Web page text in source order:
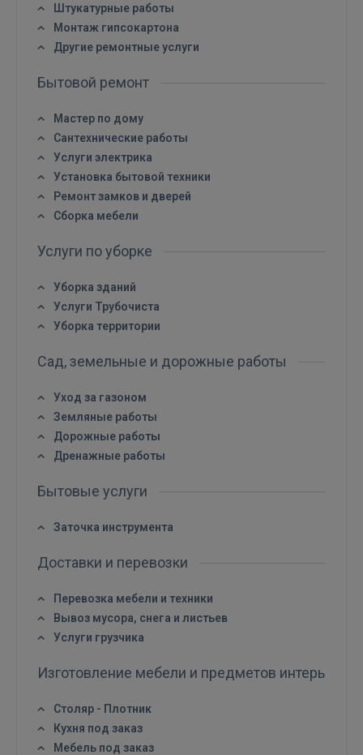
FACEBOOK
GOOGLE
 Sign in with Apple
Ещё не зарегистрированы?
Штукатурные работы
Монтаж гипсокартона
Другие ремонтные услуги
Бытовой ремонт
Мастер по дому
Сантехнические работы
Услуги электрика
Установка бытовой техники
Ремонт замков и дверей
Сборка мебели
Услуги по уборке
Уборка зданий
Услуги Трубочиста
Уборка территории
Сад, земельные и дорожные работы
Уход за газоном
Земляные работы
Дорожные работы
Дренажные работы
Бытовые услуги
Заточка инструмента
Доставки и перевозки
Перевозка мебели и техники
Вывоз мусора, снега и листьев
Услуги грузчика
Изготовление мебели и предметов интерьера
Столяр - Плотник
Кухня под заказ
Мебель под заказ